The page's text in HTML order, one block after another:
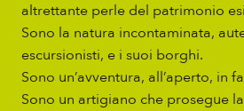
altrettante perle del patrimonio
Sono la natura incontaminata,
escursionisti, e i suoi borghi.
Sono un’avventura, all’aperto, in
Sono un artigiano che prosegue